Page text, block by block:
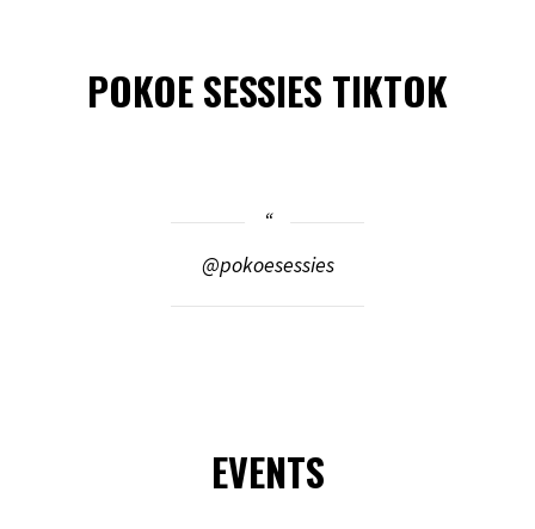
POKOE SESSIES TIKTOK
@pokoesessies
EVENTS